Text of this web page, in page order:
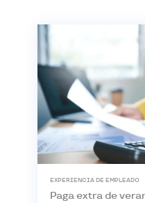
EXPERIENCIA DE EMPLEADO
Paga extra de